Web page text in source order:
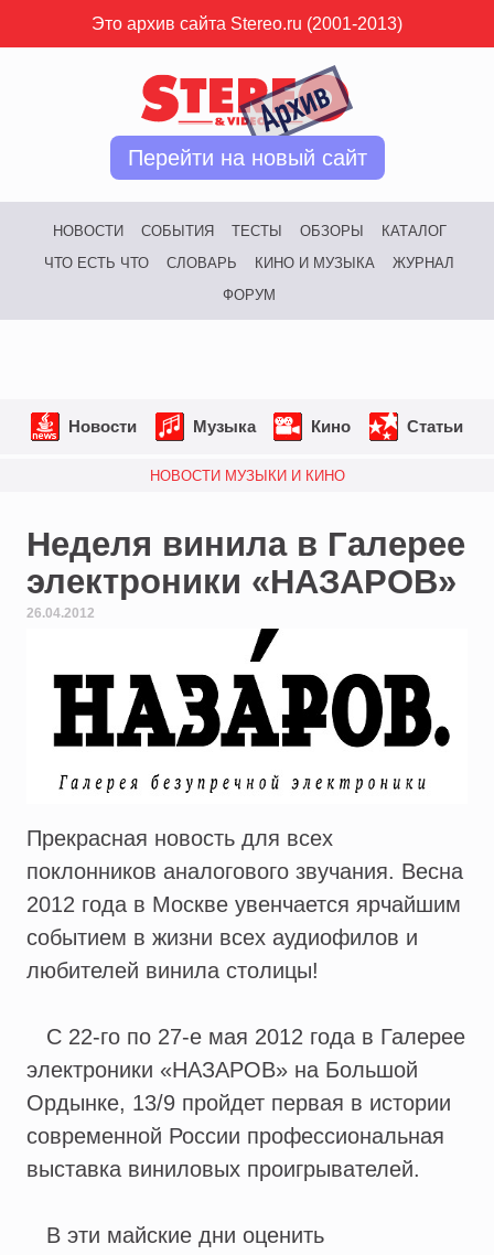
Это архив сайта Stereo.ru (2001-2013)
Перейти на новый сайт
НОВОСТИ СОБЫТИЯ ТЕСТЫ ОБЗОРЫ
КАТАЛОГ
ЧТО ЕСТЬ ЧТО
СЛОВАРЬ КИНО И МУЗЫКА
ЖУРНАЛ
ФОРУМ
Новости Музыка Кино Статьи
НОВОСТИ МУЗЫКИ И КИНО
Неделя винила в Галерее
электроники «НАЗАРОВ»
26.04.2012
Прекрасная новость для всех
поклонников аналогового звучания. Весна
2012 года в Москве увенчается ярчайшим
событием в жизни всех аудиофилов и
любителей винила столицы!
С 22-го по 27-е мая 2012 года в Галерее
электроники «НАЗАРОВ» на Большой
Ордынке, 13/9 пройдет первая в истории
современной России профессиональная
выставка виниловых проигрывателей.
В эти майские дни оценить